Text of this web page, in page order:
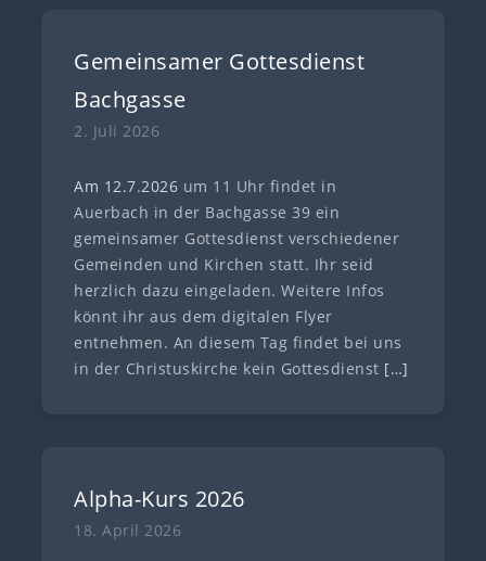
Gemeinsamer Gottesdienst
Bachgasse
2. Juli 2026
Am 12.7.2026 um 11 Uhr findet in
Auerbach in der Bachgasse 39 ein
gemeinsamer Gottesdienst verschiedener
Gemeinden und Kirchen statt. Ihr seid
herzlich dazu eingeladen. Weitere Infos
könnt ihr aus dem digitalen Flyer
entnehmen. An diesem Tag findet bei uns
in der Christuskirche kein Gottesdienst […]
Alpha-Kurs 2026
18. April 2026